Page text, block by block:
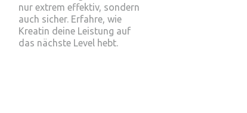
nur extrem effektiv, sondern
auch sicher. Erfahre, wie
Kreatin deine Leistung auf
das nächste Level hebt.